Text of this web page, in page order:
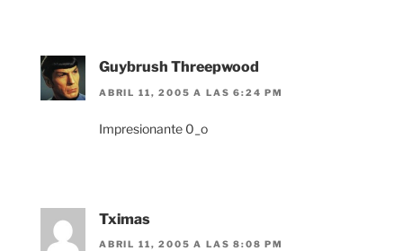
Guybrush Threepwood
ABRIL 11, 2005 A LAS 6:24 PM
Impresionante 0_o
Tximas
ABRIL 11, 2005 A LAS 8:08 PM